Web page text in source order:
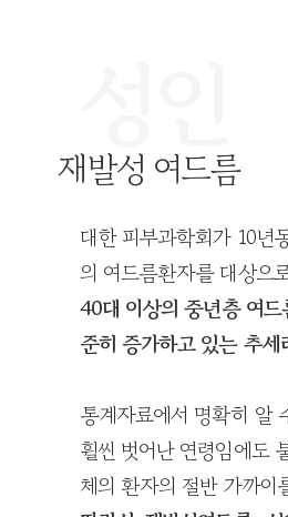
재발성 여드름
대한 피부과학회가 10년
의 여드름환자를 대상으
40대 이상의 중년층 여
준히 증가하고 있는 추세
통계자료에서 명확히 알
휠씬 벗어난 연령임에도
체의 환자의 절반 가까이